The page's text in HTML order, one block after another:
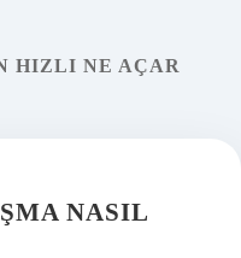
HIZLI NE AÇAR
NASIL